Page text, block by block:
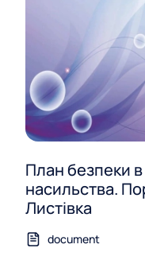
План безпеки
насильства.
Листівка
document